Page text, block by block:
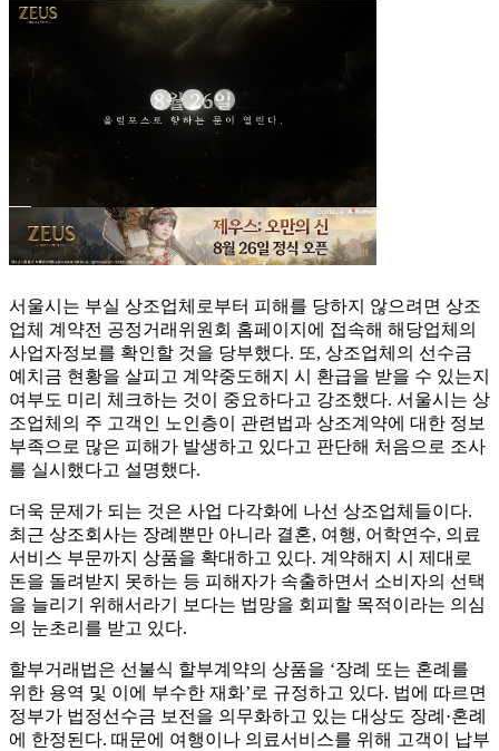
서울시는 부실 상조업체로부터 피해를 당하지 않으려면 상조
업체 계약전 공정거래위원회 홈페이지에 접속해 해당업체의
사업자정보를 확인할 것을 당부했다. 또, 상조업체의 선수금
예치금 현황을 살피고 계약중도해지 시 환급을 받을 수 있는지
여부도 미리 체크하는 것이 중요하다고 강조했다. 서울시는 상
조업체의 주 고객인 노인층이 관련법과 상조계약에 대한 정보
부족으로 많은 피해가 발생하고 있다고 판단해 처음으로 조사
를 실시했다고 설명했다.
더욱 문제가 되는 것은 사업 다각화에 나선 상조업체들이다.
최근 상조회사는 장례뿐만 아니라 결혼, 여행, 어학연수, 의료
서비스 부문까지 상품을 확대하고 있다. 계약해지 시 제대로
돈을 돌려받지 못하는 등 피해자가 속출하면서 소비자의 선택
을 늘리기 위해서라기 보다는 법망을 회피할 목적이라는 의심
의 눈초리를 받고 있다.
할부거래법은 선불식 할부계약의 상품을 ‘장례 또는 혼례를
위한 용역 및 이에 부수한 재화’로 규정하고 있다. 법에 따르면
정부가 법정선수금 보전을 의무화하고 있는 대상도 장례·혼례
에 한정된다. 때문에 여행이나 의료서비스를 위해 고객이 납부